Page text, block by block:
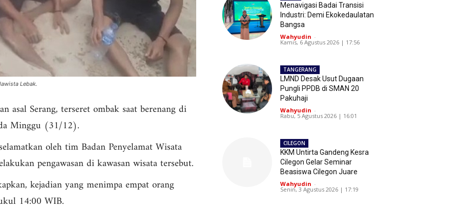
Lebak.
asal Serang, terseret ombak saat berenang di
Minggu (31/12).
oleh tim Badan Penyelamat Wisata
pengawasan di kawasan wisata tersebut.
kejadian yang menimpa empat orang
14:00 WIB.
Menavigasi Badai Transisi
Industri: Demi Ekokedaulatan
Bangsa
Wahyudin -
Kamis, 6 Agustus 2026 | 17:56
TANGERANG
LMND Desak Usut Dugaan
Pungli PPDB di SMAN 20
Pakuhaji
Wahyudin -
Rabu, 5 Agustus 2026 | 16:01
CILEGON
KKM Untirta Gandeng Kesra
Cilegon Gelar Seminar
Beasiswa Cilegon Juare
Wahyudin -
Senin, 3 Agustus 2026 | 17:19